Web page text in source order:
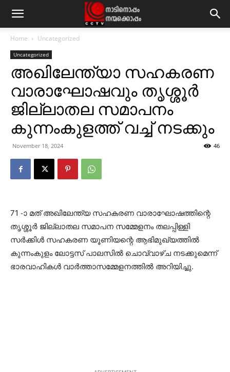
Home Uncategorized
Uncategorized
അഖിലേന്ത്യാ സഹകരണ
വാരാഘോഷവും തൃശ്ശൂര്‍
ജില്ലാതല സമാപനം
കുന്നംകുളത്ത് വച്ച് നടക്കും
November 18, 2024 46
71 -ാ മത് അഖിലേന്ത്യ സഹകരണ വാരാഘോഷത്തിന്റെ
തൃശ്ശൂര്‍ ജില്ലാതല സമാപന സമ്മേളനം തലപ്പിള്ളി
സര്‍ക്കിള്‍ സഹകരണ യൂണിയന്റെ ആഭിമുഖ്യത്തില്‍
കുന്നംകുളം ലോട്ടസ് പാലസില്‍ ചൊവ്വാഴ്ച നടക്കുമെന്ന്
ഭാരവാഹികള്‍ വാര്‍ത്താസമ്മേളനത്തില്‍ അറിയിച്ചു.